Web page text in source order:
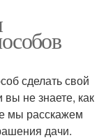
сделать свой
не знаете, как
мы расскажем
дачи.